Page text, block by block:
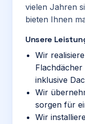
vielen Jahren
bieten Ihnen
Unsere
Wir
inklusive
Wir
sorgen für
Wir